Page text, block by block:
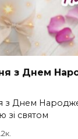
з Днем
з Днем
зі святом